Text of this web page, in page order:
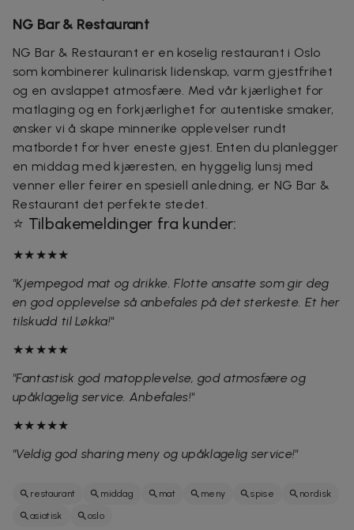
NG Bar & Restaurant
NG Bar & Restaurant er en koselig restaurant i Oslo
som kombinerer kulinarisk lidenskap, varm gjestfrihet
og en avslappet atmosfære. Med vår kjærlighet for
matlaging og en forkjærlighet for autentiske smaker,
ønsker vi å skape minnerike opplevelser rundt
matbordet for hver eneste gjest. Enten du planlegger
en middag med kjæresten, en hyggelig lunsj med
venner eller feirer en spesiell anledning, er NG Bar &
Restaurant det perfekte stedet.
⭐ Tilbakemeldinger fra kunder:
★★★★★
"Kjempegod mat og drikke. Flotte ansatte som gir deg
en god opplevelse så anbefales på det sterkeste. Et her
tilskudd til Løkka!"
★★★★★
"Fantastisk god matopplevelse, god atmosfære og
upåklagelig service. Anbefales!"
★★★★★
"Veldig god sharing meny og upåklagelig service!"
restaurant middag mat meny spise
nordisk
asiatisk
oslo